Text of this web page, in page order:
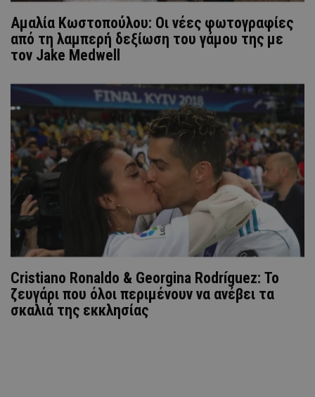
Αμαλία Κωστοπούλου: Οι νέες φωτογραφίες
από τη λαμπερή δεξίωση του γάμου της με
τον Jake Medwell
Cristiano Ronaldo & Georgina Rodríguez: Το
ζευγάρι που όλοι περιμένουν να ανέβει τα
σκαλιά της εκκλησίας